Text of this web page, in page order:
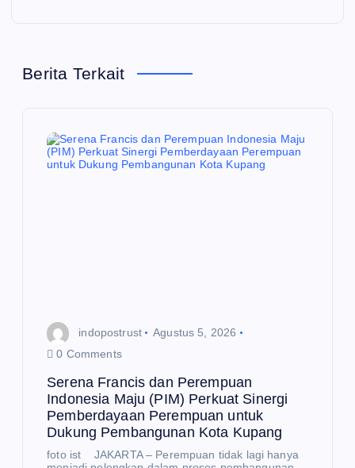
s
Berita Terkait
indopostrust
Agustus 5, 2026
0 Comments
Serena Francis dan Perempuan
Indonesia Maju (PIM) Perkuat Sinergi
Pemberdayaan Perempuan untuk
Dukung Pembangunan Kota Kupang
foto ist JAKARTA – Perempuan tidak lagi hanya